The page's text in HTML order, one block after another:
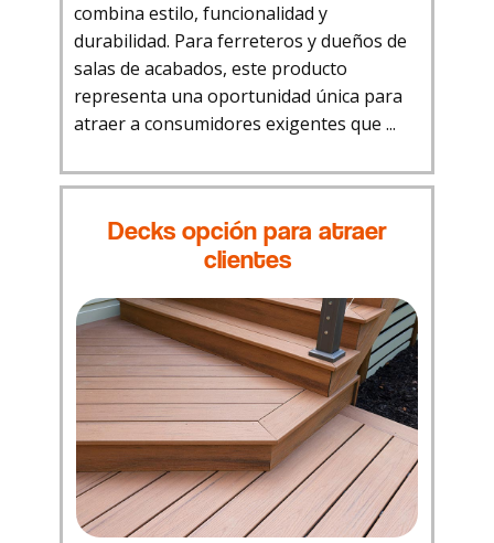
combina estilo, funcionalidad y
durabilidad. Para ferreteros y dueños de
salas de acabados, este producto
representa una oportunidad única para
atraer a consumidores exigentes que ...
Decks opción para atraer
clientes